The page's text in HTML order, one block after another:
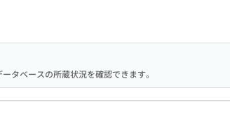
タベースの所蔵状況を確認できます。